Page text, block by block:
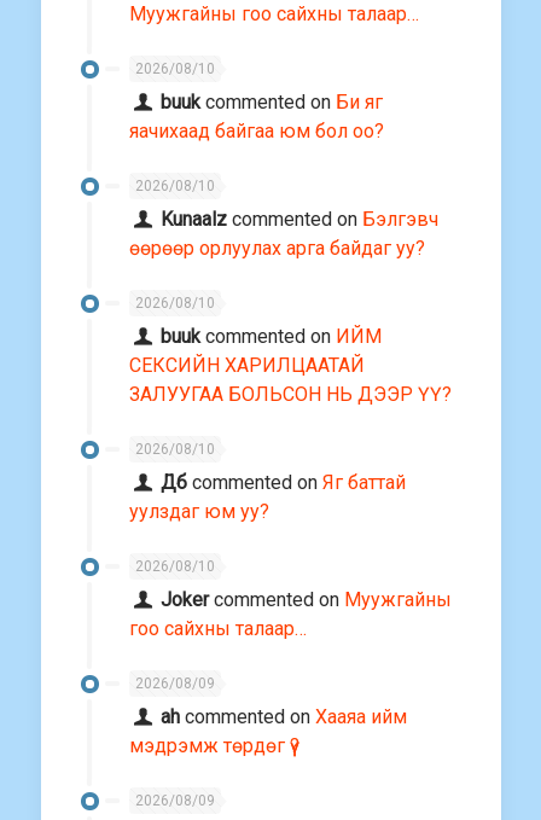
Муужгайны гоо сайхны талаар…
2026/08/10
buuk commented on Би яг
яачихаад байгаа юм бол оо?
2026/08/10
Kunaalz commented on Бэлгэвч
өөрөөр орлуулах арга байдаг уу?
2026/08/10
buuk commented on ИЙМ
СЕКСИЙН ХАРИЛЦААТАЙ
ЗАЛУУГАА БОЛЬСОН НЬ ДЭЭР ҮҮ?
2026/08/10
Дб commented onЯг баттай
уулздаг юм уу?
2026/08/10
Jokercommented on Муужгайны
гоо сайхны талаар…
2026/08/09
ah commented onХааяа ийм
мэдрэмж төрдөг үү?
2026/08/09